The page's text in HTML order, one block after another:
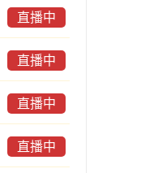
直播中
直播中
直播中
直播中